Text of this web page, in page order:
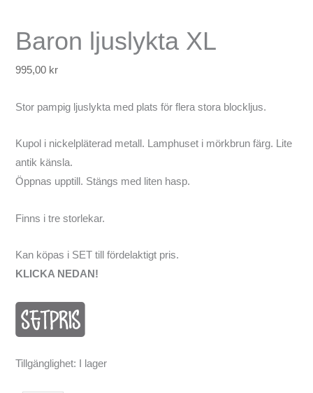
Baron ljuslykta XL
995,00 kr
Stor pampig ljuslykta med plats för flera stora blockljus.
Kupol i nickelpläterad metall. Lamphuset i mörkbrun färg. Lite
antik känsla.
Öppnas upptill. Stängs med liten hasp.
Finns i tre storlekar.
Kan köpas i SET till fördelaktigt pris.
KLICKA NEDAN!
Tillgänglighet: I lager